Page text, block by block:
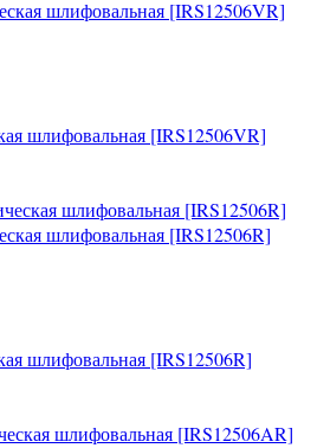
шлифовальная [IRS12506VR]
шлифовальная [IRS12506R]
шлифовальная [IRS12506R]
шлифовальная [IRS12506AR]